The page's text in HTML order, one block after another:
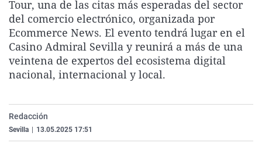
La rosa de los
Gente viajera
Como el perro y el
Caso
Retornados
Equipo de
Operación Viuda
Extremadura
Galicia
La Rioja
Navarra
Virales
Televisión
Elecciones
Tour, una de las citas más esperadas del sector
del comercio electrónico, organizada por
Ecommerce News. El evento tendrá lugar en el
Casino Admiral Sevilla y reunirá a más de una
veintena de expertos del ecosistema digital
nacional, internacional y local.
Redacción
Sevilla 13.05.2025 17:51